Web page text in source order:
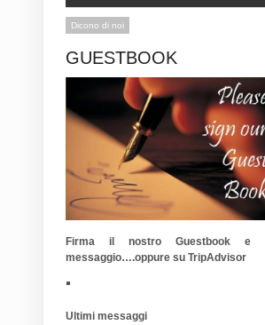
Dicono di noi
GUESTBOOK
Firma il nostro Guestbook e
messaggio….oppure su TripAdvisor
Ultimi messaggi